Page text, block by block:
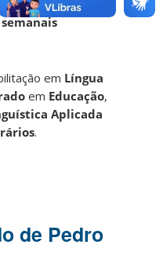
em Língua
em Educação,
Aplicada
.
de Pedro